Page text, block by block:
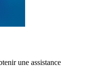
une assistance